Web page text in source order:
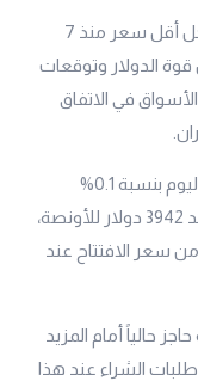
وسجل أقل سعر منذ 7
الدولار وتوقعات
في الاتفاق
سجل سعر اونصة الذهب العالمي انخفاض اليوم بنسبة 0.1%
ليسجل أدنى مستوى منذ نوفمبر الماضي عند 3942 دولار للأونصة،
من سعر الافتتاح عند
للأونصة حاجز حالياً أمام المزيد
الشراء عند هذا